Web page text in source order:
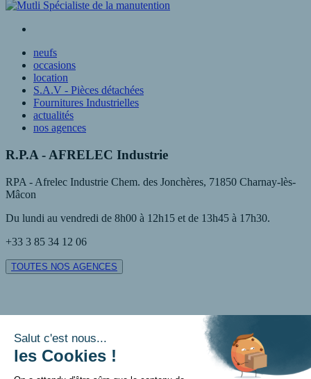
neufs
occasions
location
S.A.V - Pièces détachées
Fournitures Industrielles
actualités
nos agences
R.P.A - AFRELEC Industrie
RPA - Afrelec Industrie Chem. des Jonchères, 71850 Charnay-lès-
Mâcon
Du lundi au vendredi de 8h00 à 12h15 et de 13h45 à 17h30.
+33 3 85 34 12 06
TOUTES NOS AGENCES